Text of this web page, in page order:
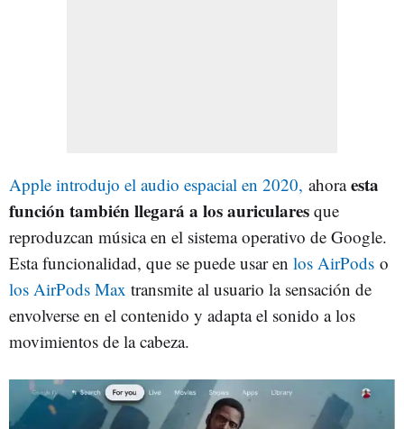
Apple introdujo el audio espacial en 2020, ahoraesta
función también llegará a los auriculares que
reproduzcan música en el sistema operativo de Google.
Esta funcionalidad, que se puede usar en los AirPods o
los AirPods Max transmite al usuario la sensación de
envolverse en el contenido y adapta el sonido a los
movimientos de la cabeza.